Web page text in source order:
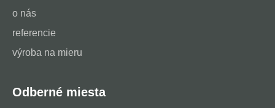
o nás
referencie
výroba na mieru
Odberné miesta